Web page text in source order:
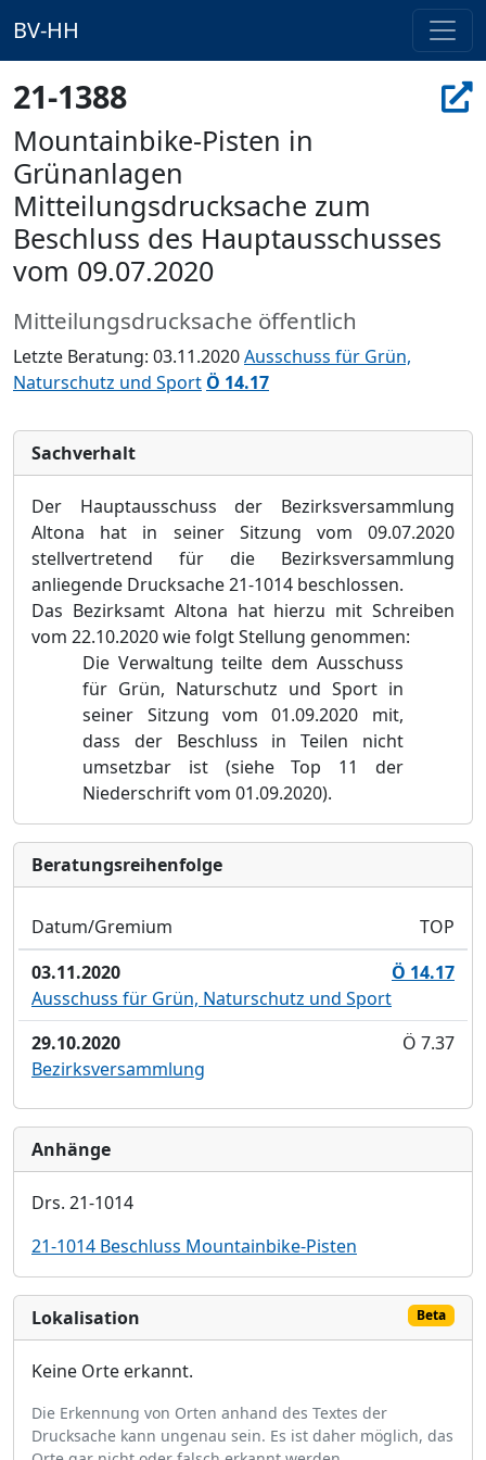
BV-HH
21-1388
Mountainbike-Pisten in
Grünanlagen
Mitteilungsdrucksache zum
Beschluss des Hauptausschusses
vom 09.07.2020
Mitteilungsdrucksache öffentlich
Letzte Beratung: 03.11.2020Ausschuss für Grün,
Naturschutz und Sport Ö 14.17
Sachverhalt
Der Hauptausschuss der Bezirksversammlung
Altona hat in seiner Sitzung vom 09.07.2020
stellvertretend für die Bezirksversammlung
anliegende Drucksache 21-1014 beschlossen.
Das Bezirksamt Altona hat hierzu mit Schreiben
vom 22.10.2020 wie folgt Stellung genommen:
Die Verwaltung teilte dem Ausschuss
für Grün, Naturschutz und Sport in
seiner Sitzung vom 01.09.2020 mit,
dass der Beschluss in Teilen nicht
umsetzbar ist (siehe Top 11 der
Niederschrift vom 01.09.2020).
Bera­tungs­reihen­folge
Datum/Gremium
TOP
03.11.2020
Ö 14.17
Ausschuss für Grün, Naturschutz und Sport
29.10.2020
Ö 7.37
Bezirksversammlung
Anhänge
Drs. 21-1014
21-1014 Beschluss Mountainbike-Pisten
Lokalisation Beta
Keine Orte erkannt.
Die Erkennung von Orten anhand des Textes der
Drucksache kann ungenau sein. Es ist daher möglich, das